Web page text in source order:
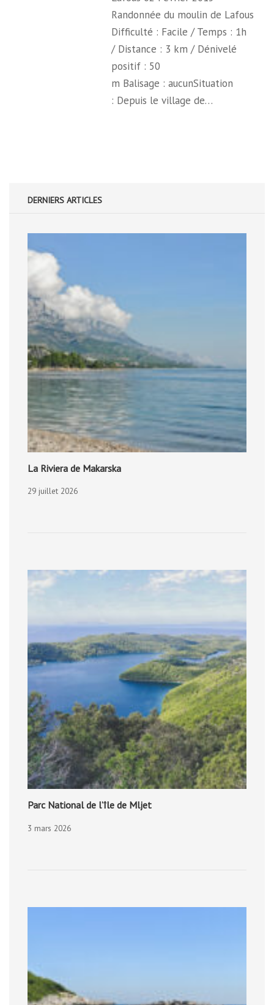
Randonnée du moulin de Lafous
Difficulté : Facile / Temps : 1h
/ Distance : 3 km / Dénivelé
positif : 50
m Balisage : aucunSituation
: Depuis le village de…
DERNIERS ARTICLES
La Riviera de Makarska
29 juillet 2026
Parc National de l’île de Mljet
3 mars 2026